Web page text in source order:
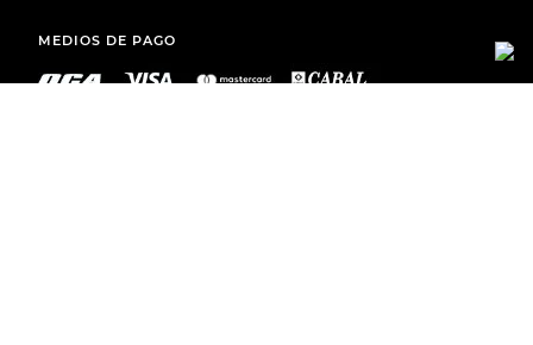
MEDIOS DE PAGO